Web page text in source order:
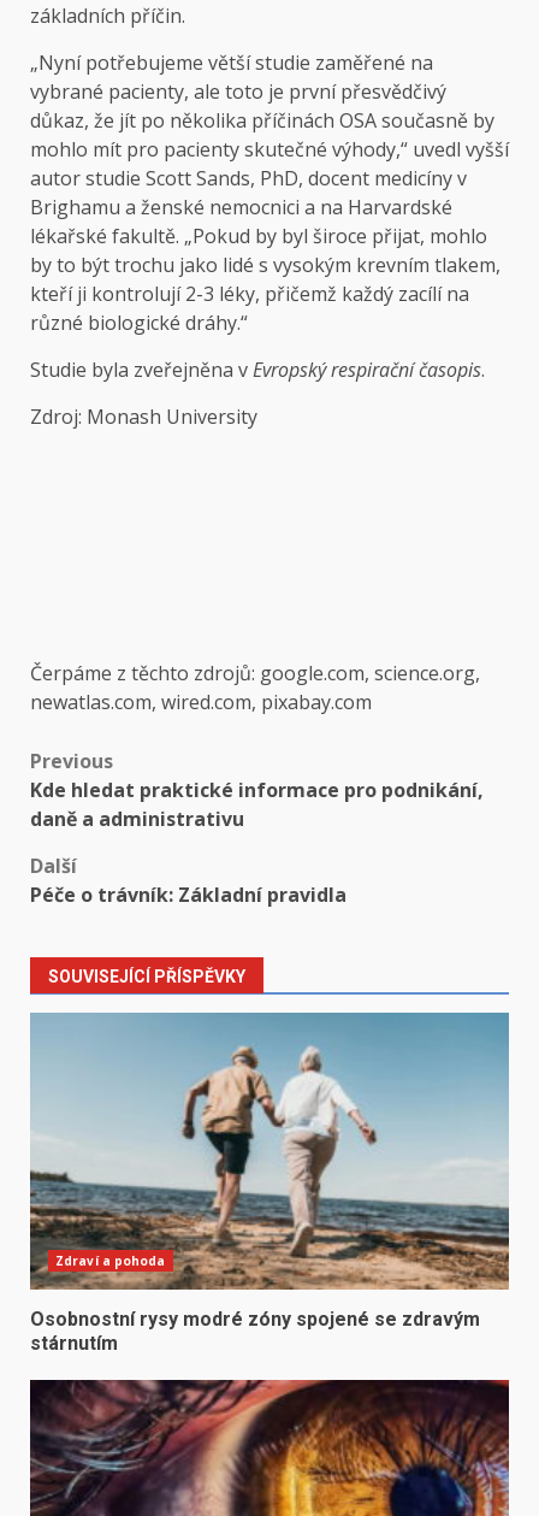
základních příčin.
„Nyní potřebujeme větší studie zaměřené na
vybrané pacienty, ale toto je první přesvědčivý
důkaz, že jít po několika příčinách OSA současně by
mohlo mít pro pacienty skutečné výhody,“ uvedl vyšší
autor studie Scott Sands, PhD, docent medicíny v
Brighamu a ženské nemocnici a na Harvardské
lékařské fakultě. „Pokud by byl široce přijat, mohlo
by to být trochu jako lidé s vysokým krevním tlakem,
kteří ji kontrolují 2-3 léky, přičemž každý zacílí na
různé biologické dráhy.“
Studie byla zveřejněna vEvropský respirační časopis.
Zdroj: Monash University
Čerpáme z těchto zdrojů: google.com, science.org,
newatlas.com, wired.com, pixabay.com
Post
navigation
Previous
Kde hledat praktické informace pro podnikání,
daně a administrativu
Další
Péče o trávník: Základní pravidla
SOUVISEJÍCÍ PŘÍSPĚVKY
Zdraví a pohoda
Osobnostní rysy modré zóny spojené se zdravým
stárnutím